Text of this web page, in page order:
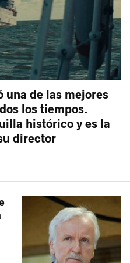
una de las mejores
los tiempos.
histórico y es la
director